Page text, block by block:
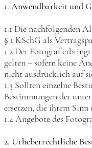
1. Anwendbarkeit und
1.1 Die nachfolgenden
§ 1 KSchG als
1.2 Der Fotograf
gelten – sofern keine
nicht ausdrücklich auf
1.3 Sollten einzelne
Bestimmungen der
ersetzen, die ihrem
1.4 Angebote des
2. Urheberrechtliche